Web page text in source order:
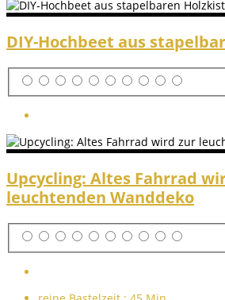
DIY-Hochbeet aus
Upcycling: Altes Fahrrad
leuchtenden Wanddeko